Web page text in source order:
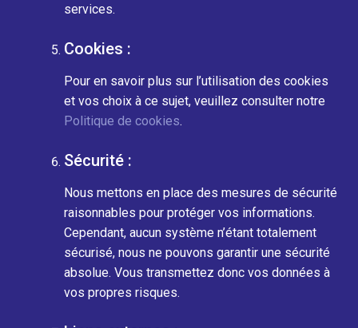
services.
Cookies :
Pour en savoir plus sur l’utilisation des cookies
et vos choix à ce sujet, veuillez consulter notre
Politique de cookies.
Sécurité :
Nous mettons en place des mesures de sécurité
raisonnables pour protéger vos informations.
Cependant, aucun système n’étant totalement
sécurisé, nous ne pouvons garantir une sécurité
absolue. Vous transmettez donc vos données à
vos propres risques.